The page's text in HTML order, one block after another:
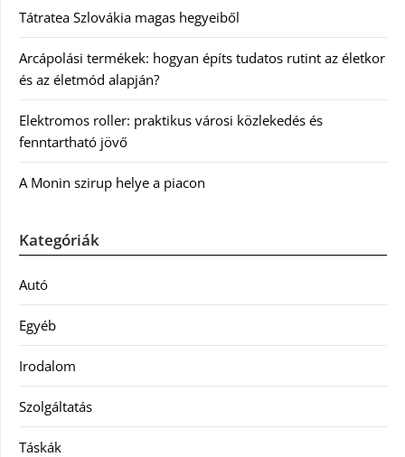
Tátratea Szlovákia magas hegyeiből
Arcápolási termékek: hogyan építs tudatos rutint az életkor
és az életmód alapján?
Elektromos roller: praktikus városi közlekedés és
fenntartható jövő
A Monin szirup helye a piacon
Kategóriák
Autó
Egyéb
Irodalom
Szolgáltatás
Táskák